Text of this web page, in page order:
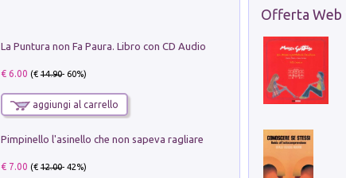
La Puntura non Fa Paura. Libro con CD Audio
€ 6.00 (€14.90- 60%)
aggiungi al carrello
Pimpinello l'asinello che non sapeva ragliare
€ 7.00 (€12.00- 42%)
Offerta Web